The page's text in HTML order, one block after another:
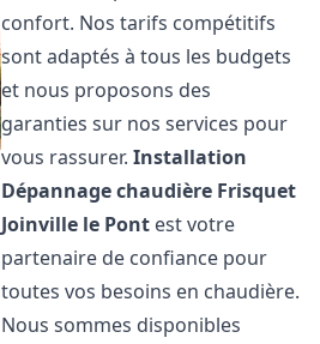
confort. Nos tarifs compétitifs
sont adaptés à tous les budgets
et nous proposons des
garanties sur nos services pour
vous rassurer.Installation
Dépannage chaudière Frisquet
Joinville le Pont est votre
partenaire de confiance pour
toutes vos besoins en chaudière.
Nous sommes disponibles